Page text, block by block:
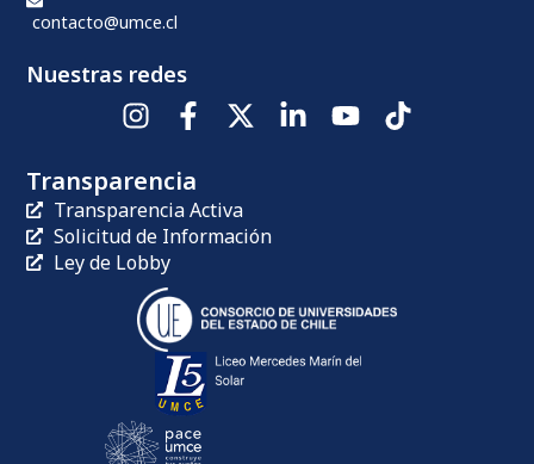
contacto@umce.cl
Nuestras redes
Transparencia
Transparencia Activa
Solicitud de Información
Ley de Lobby